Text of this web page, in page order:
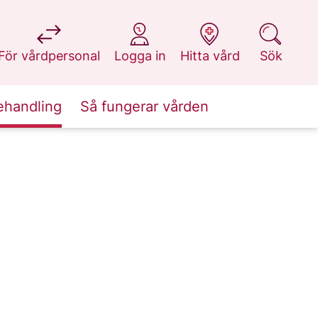
vårdpersonal
på 1177.se
Logga in
på 1177.se
Hitta vård
på 1177.se
Sök
på 1177.se
Så fungerar vården